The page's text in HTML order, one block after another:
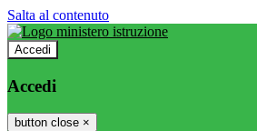
Salta al contenuto
Accedi
Accedi
button close ×